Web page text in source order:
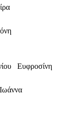
Ευφροσίνη